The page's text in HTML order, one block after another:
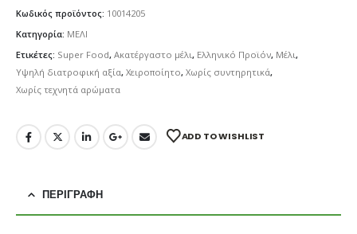
Κωδικός προϊόντος: 10014205
Κατηγορία: ΜΕΛΙ
Ετικέτες: Super Food, Ακατέργαστο μέλι , Ελληνικό Προϊόν, Μέλι ,
Υψηλή διατροφική αξία, Χειροποίητο, Χωρίς συντηρητικά,
Χωρίς τεχνητά αρώματα
ADD TO WISHLIST
ΠΕΡΙΓΡΑΦΉ